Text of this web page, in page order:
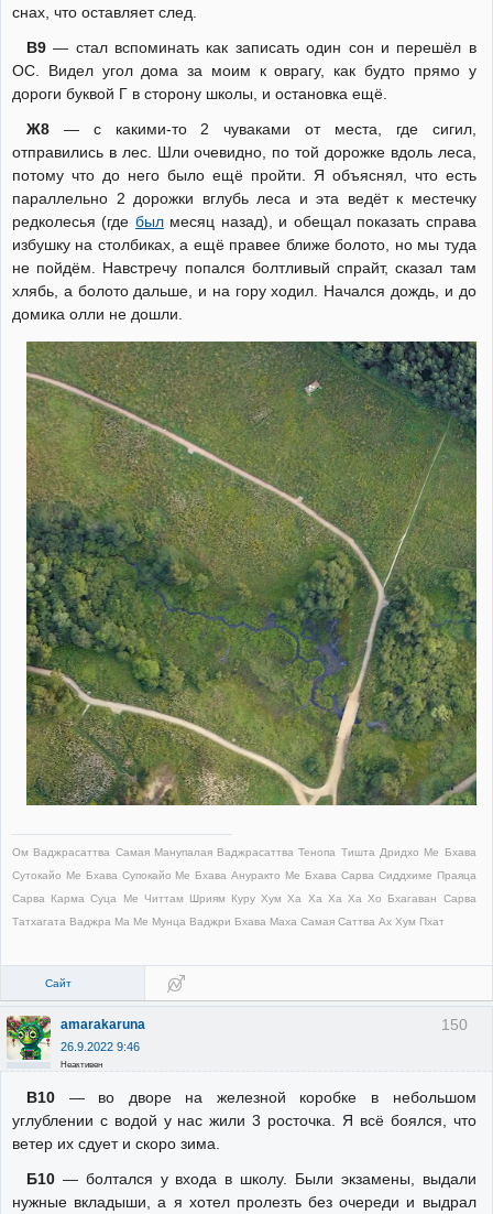
снах, что оставляет след.
В9— стал вспоминать как записать один сон и перешёл в
ОС. Видел угол дома за моим к оврагу, как будто прямо у
дороги буквой Г в сторону школы, и остановка ещё.
Ж8— с какими-то 2 чуваками от места, где сигил,
отправились в лес. Шли очевидно, по той дорожке вдоль леса,
потому что до него было ещё пройти. Я объяснял, что есть
параллельно 2 дорожки вглубь леса и эта ведёт к местечку
редколесья (где былмесяц назад), и обещал показать справа
избушку на столбиках, а ещё правее ближе болото, но мы туда
не пойдём. Навстречу попался болтливый спрайт, сказал там
хлябь, а болото дальше, и на гору ходил. Начался дождь, и до
домика олли не дошли.
Ом Ваджрасаттва Самая Манупалая Ваджрасаттва Тенопа Тишта Дридхо Ме Бхава
Сутокайо Ме Бхава Супокайо Ме Бхава Ануракто Ме Бхава Сарва Сиддхиме Праяца
Сарва Карма Суца Ме Читтам Шриям Куру Хум Ха Ха Ха Ха Хо Бхагаван Сарва
Татхагата Ваджра Ма Ме Мунца Ваджри Бхава Маха Самая Саттва Ах Хум Пхат
Сайт
150
amarakaruna
26.9.2022 9:46
Неактивен
В10— во дворе на железной коробке в небольшом
углублении с водой у нас жили 3 росточка. Я всё боялся, что
ветер их сдует и скоро зима.
Б10— болтался у входа в школу. Были экзамены, выдали
нужные вкладыши, а я хотел пролезть без очереди и выдрал